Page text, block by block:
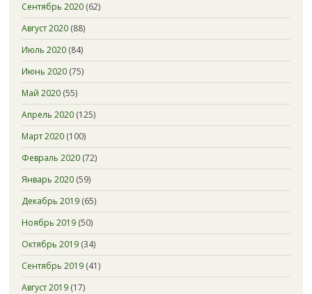
Сентябрь 2020(62)
Август 2020(88)
Июль 2020(84)
Июнь 2020(75)
Май 2020(55)
Апрель 2020(125)
Март 2020(100)
Февраль 2020(72)
Январь 2020(59)
Декабрь 2019(65)
Ноябрь 2019(50)
Октябрь 2019(34)
Сентябрь 2019(41)
Август 2019(17)